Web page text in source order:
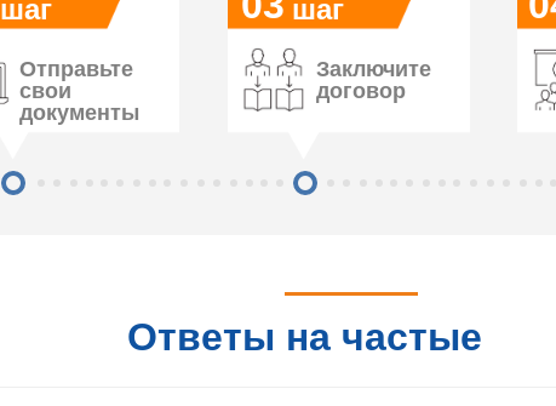
шаг шаг
Отправьте
свои
документы
Заключите
договор
Ответы на частые